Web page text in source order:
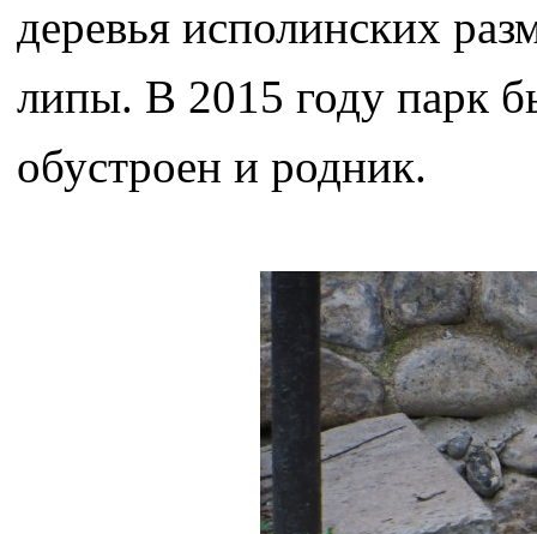
деревья исполинских
липы. В 2015 году парк
обустроен и родник.